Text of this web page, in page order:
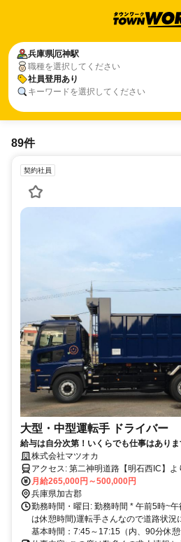
兵庫県厄神駅
職種を選択してください
社員登用あり
キーワードを選択してください
89件
契約社員
大型・中型運転手 ドライバー
給与は自分次第！いくらでも仕事はありま
株式会社マツオカ
アクセス: 第二神明道路【明石西IC】より北東に県道514号線から 県
道84号線に進む（5km）【上新田】交
りに進み【野寺西】交差点を左に曲が
ションさん近くの交差点を左折、
月給265,000円～500,000円
兵庫県加古郡
勤務時間・曜日: 勤務時間 * 午前5時~
は休憩時間)運転手さんなので道路状況
基本時間：7:45～17:15（内、90分休